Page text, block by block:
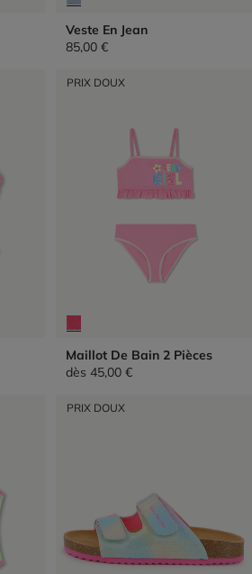
Veste En Jean
85,00 €
PRIX DOUX
Maillot De Bain 2 Pièces
dès 45,00 €
PRIX DOUX